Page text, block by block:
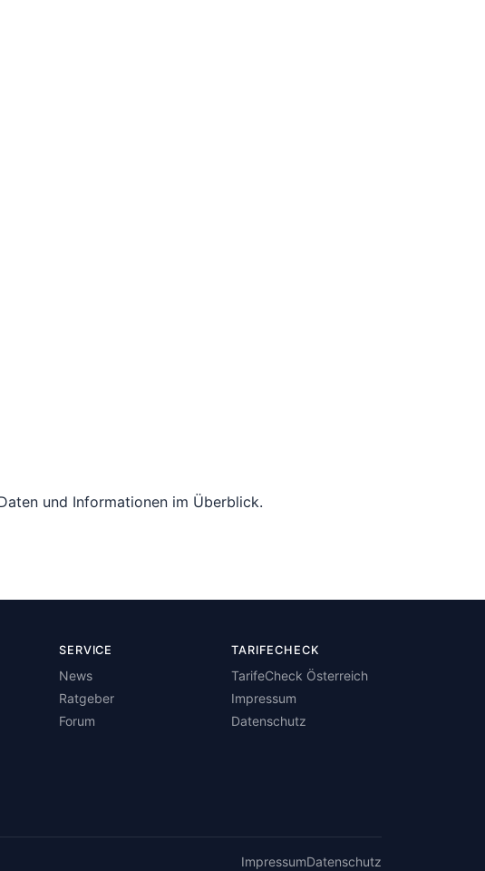
und Informationen im Überblick.
SERVICE
News
Ratgeber
Forum
TARIFECHECK
TarifeCheck Österreich
Impressum
Datenschutz
ImpressumDatenschutz